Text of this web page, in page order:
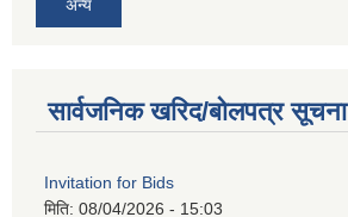
अन्य
सार्वजनिक खरिद/बोलपत्र सूचना
Invitation for Bids
मिति: 08/04/2026 - 15:03